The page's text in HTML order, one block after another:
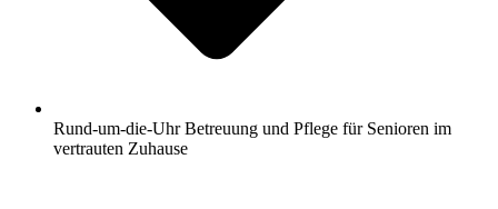
Rund-um-die-Uhr Betreuung und Pflege für Senioren im
vertrauten Zuhause